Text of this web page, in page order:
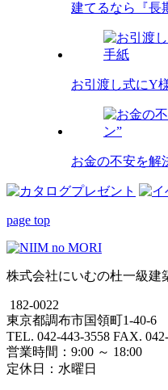
建てるなら『長
お引渡し式にY
お金の不安を解
page top
株式会社にいむの杜一級建
182-0022
東京都調布市国領町1-40-6
TEL. 042-443-3558 FAX.
営業時間：9:00 ～ 18:00
定休日：水曜日